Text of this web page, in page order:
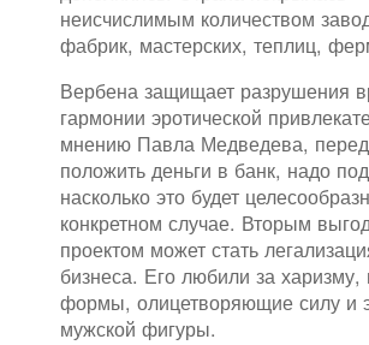
неисчислимым количеством
фабрик, мастерских, теплиц,
Вербена защищает разрушения
гармонии эротической
мнению Павла Медведева,
положить деньги в банк, надо
насколько это будет
конкретном случае. Вторым
проектом может стать
бизнеса. Его любили за
формы, олицетворяющие силу и
мужской фигуры.